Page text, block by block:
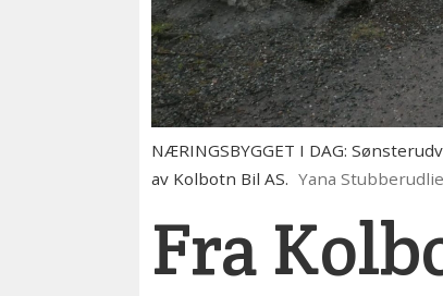
NÆRINGSBYGGET I DAG:
av Kolbotn Bil AS. Yana
Fra